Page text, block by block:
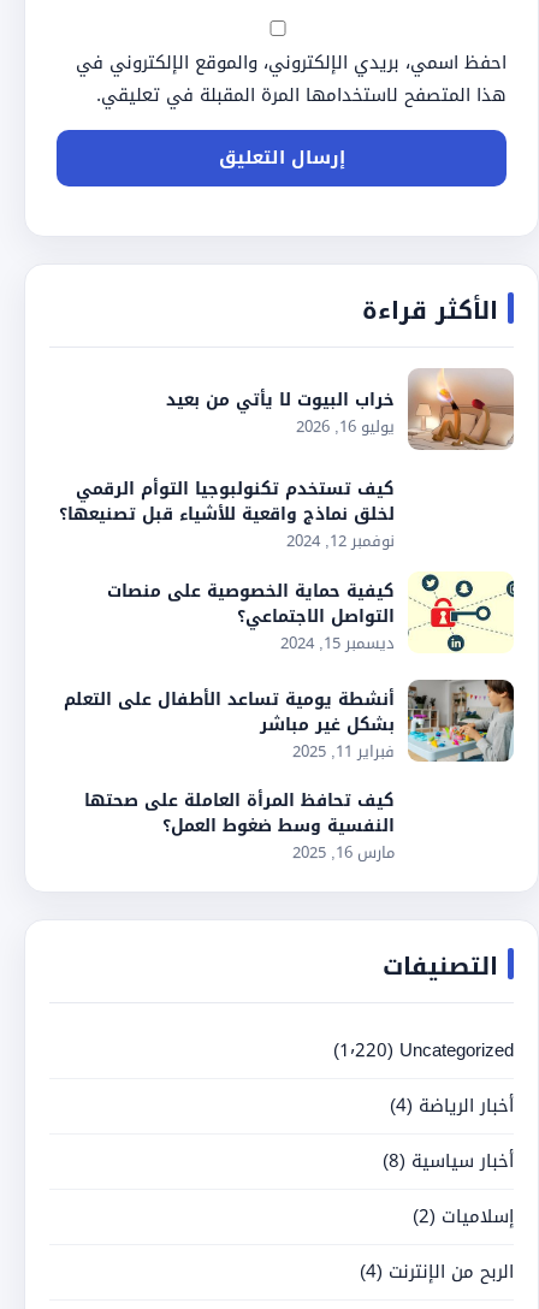
احفظ اسمي، بريدي الإلكتروني، والموقع الإلكتروني في
هذا المتصفح لاستخدامها المرة المقبلة في تعليقي.
الأكثر قراءة
خراب البيوت لا يأتي من بعيد
يوليو 16, 2026
كيف تستخدم تكنولبوجيا التوأم الرقمي
لخلق نماذج واقعية للأشياء قبل تصنيعها؟
نوفمبر 12, 2024
كيفية حماية الخصوصية على منصات
التواصل الاجتماعي؟
ديسمبر 15, 2024
أنشطة يومية تساعد الأطفال على التعلم
بشكل غير مباشر
فبراير 11, 2025
كيف تحافظ المرأة العاملة على صحتها
النفسية وسط ضغوط العمل؟
مارس 16, 2025
التصنيفات
Uncategorized (1٬220)
أخبار الرياضة (4)
أخبار سياسية (8)
إسلاميات (2)
الربح من الإنترنت (4)